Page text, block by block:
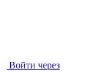
Войти через